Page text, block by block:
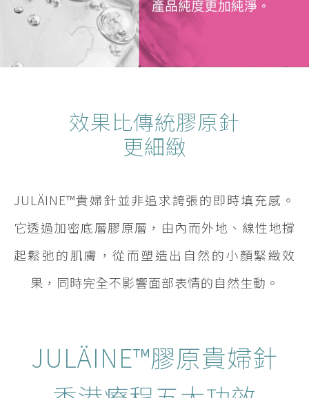
效果比傳統膠原針
更細緻
JULÄINE™貴婦針並非追求誇張的即時填充感。
它透過加密底層膠原層，由內而外地、線性地撐
起鬆弛的肌膚，從而塑造出自然的小顏緊緻效
果，同時完全不影響面部表情的自然生動。
JULÄINE™膠原貴婦針